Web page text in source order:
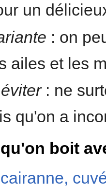
un
: on
ailes et les
: ne
qu'on a
boit